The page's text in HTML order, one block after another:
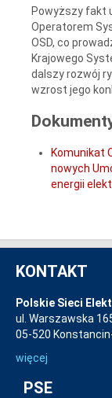
Powyższy fakt
Operatorem
OSD, co
Krajowego
dalszy rozwój
wzrost jego
Komunikat
nowych
energii
KONTAKT
Polskie Sieci
ul. Warszawska
05-520
więcej
PSE